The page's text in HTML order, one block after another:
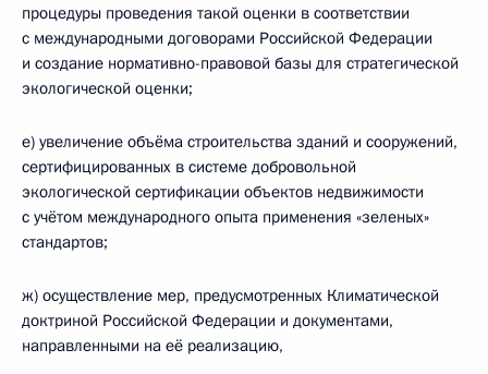
процедуры проведения такой оценки в соответствии
с международными договорами Российской Федерации
и создание нормативно-правовой базы для стратегической
экологической оценки;
е) увеличение объёма строительства зданий и сооружений,
сертифицированных в системе добровольной
экологической сертификации объектов недвижимости
с учётом международного опыта применения «зеленых»
стандартов;
ж) осуществление мер, предусмотренных Климатической
доктриной Российской Федерации и документами,
направленными на её реализацию,